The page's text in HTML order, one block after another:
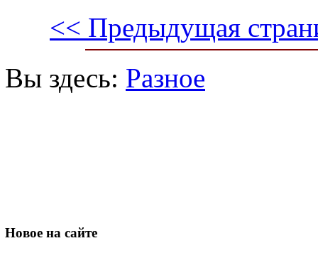
<< Предыдущая
Вы здесь: Разное
Новое на сайте